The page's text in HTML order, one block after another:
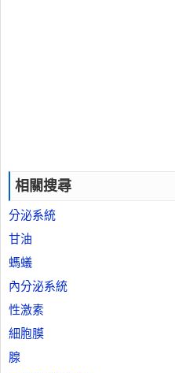
相關搜尋
分泌系統
甘油
螞蟻
內分泌系統
性激素
細胞膜
腺